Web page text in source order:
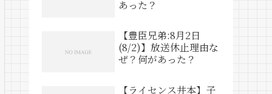
あった？
【豊臣兄弟:8月2日
(8/2)】放送休止理由な
ぜ？何があった？
【ライセンス井本】子